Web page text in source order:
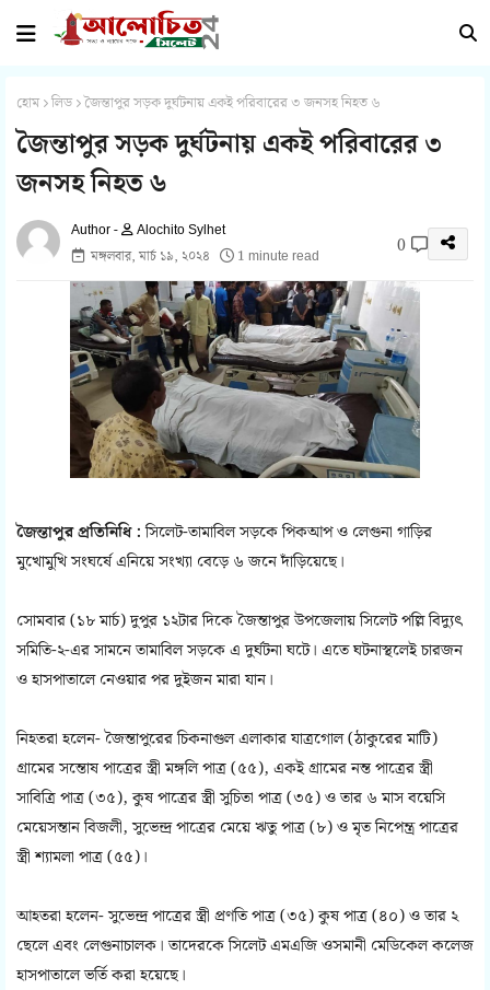
হোম লিড জৈন্তাপুর সড়ক দুর্ঘটনায় একই পরিবারের ৩ জনসহ নিহত ৬
জৈন্তাপুর সড়ক দুর্ঘটনায় একই পরিবারের ৩
জনসহ নিহত ৬
Alochito Sylhet
মঙ্গলবার, মার্চ ১৯, ২০২৪
1 minute read 0
জৈন্তাপুর প্রতিনিধি :সিলেট-তামাবিল সড়কে পিকআপ ও লেগুনা গাড়ির
মুখোমুখি সংঘর্ষে এনিয়ে সংখ্যা বেড়ে ৬ জনে দাঁড়িয়েছে।
সোমবার (১৮ মার্চ) দুপুর ১২টার দিকে জৈন্তাপুর উপজেলায় সিলেট পল্লি বিদ্যুৎ
সমিতি-২-এর সামনে তামাবিল সড়কে এ দুর্ঘটনা ঘটে। এতে ঘটনাস্থলেই চারজন
ও হাসপাতালে নেওয়ার পর দুইজন মারা যান।
নিহতরা হলেন- জৈন্তাপুরের চিকনাগুল এলাকার যাত্রগোল (ঠাকুরের মাটি)
গ্রামের সন্তোষ পাত্রের স্ত্রী মঙ্গলি পাত্র (৫৫), একই গ্রামের নন্ত পাত্রের স্ত্রী
সাবিত্রি পাত্র (৩৫), কুষ পাত্রের স্ত্রী সুচিতা পাত্র (৩৫) ও তার ৬ মাস বয়েসি
মেয়েসন্তান বিজলী, সুভেন্দ্র পাত্রের মেয়ে ঋতু পাত্র (৮) ও মৃত নিপেন্ত্র পাত্রের
স্ত্রী শ্যামলা পাত্র (৫৫)।
আহতরা হলেন- সুভেন্দ্র পাত্রের স্ত্রী প্রণতি পাত্র (৩৫) কুষ পাত্র (৪০) ও তার ২
ছেলে এবং লেগুনাচালক। তাদেরকে সিলেট এমএজি ওসমানী মেডিকেল কলেজ
হাসপাতালে ভর্তি করা হয়েছে।